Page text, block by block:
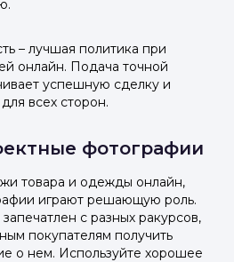
в
для входа на ваш
заявку
мессенджер-бот — магазины
Фото, описание и
прямо в чате.
заявку
мессенджер-бот — магазины
Фото, описание и
прямо в чате.
– лучшая политика при
онлайн. Подача точной
успешную сделку и
всех сторон.
фотографии
товара и одежды онлайн,
играют решающую роль.
с разных ракурсов,
покупателям получить
о нем. Используйте хорошее